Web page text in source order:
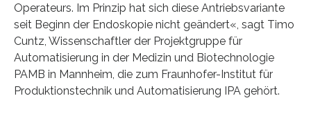
Operateurs. Im Prinzip hat sich diese Antriebsvariante
seit Beginn der Endoskopie nicht geändert«, sagt Timo
Cuntz, Wissenschaftler der Projektgruppe für
Automatisierung in der Medizin und Biotechnologie
PAMB in Mannheim, die zum Fraunhofer-Institut für
Produktionstechnik und Automatisierung IPA gehört.